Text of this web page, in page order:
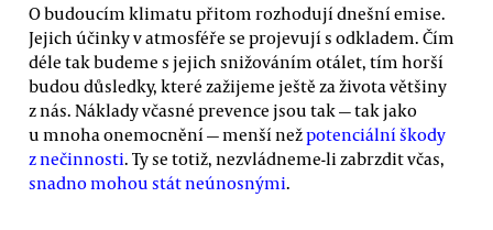
O budoucím klimatu přitom rozhodují dnešní emise.
Jejich účinky v atmosféře se projevují s odkladem. Čím
déle tak budeme s jejich snižováním otálet, tím horší
budou důsledky, které zažijeme ještě za života většiny
z nás. Náklady včasné prevence jsou tak — tak jako
u mnoha onemocnění — menší nežpotenciální škody
z nečinnosti. Ty se totiž, nezvládneme-li zabrzdit včas,
snadno mohou stát neúnosnými.